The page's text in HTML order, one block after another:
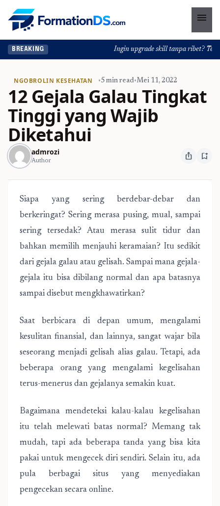
menu
BREAKING Ingin upgrade skill tanpa ribet?
NGOBROLIN KESEHATAN •5 min read•Mei 11, 2022
12 Gejala Galau Tingkat
Tinggi yang Wajib
Diketahui
admrozi
Author ios_share bookmark_add
Siapa yang sering berdebar-debar dan
berkeringat? Sering merasa pusing, mual, sampai
sering tersedak? Atau merasa sulit tidur dan
bahkan memilih menjauhi keramaian? Itu sedikit
dari gejala galau atau gelisah. Sampai mana gejala-
gejala itu bisa dibilang normal dan apa batasnya
sampai disebut mengkhawatirkan?
Saat berbicara di depan umum, mengalami
kesulitan finansial, dan lainnya, sangat wajar bila
seseorang menjadi gelisah alias galau. Tetapi, ada
beberapa orang yang mengalami kegelisahan
terus-menerus dan gejalanya semakin kuat.
Bagaimana mendeteksi kalau-kalau kegelisahan
itu telah melewati batas normal? Memang tak
mudah, tapi ada beberapa tanda yang bisa kita
pakai untuk mengecek diri sendiri. Selain itu, ada
pula berbagai situs yang menyediakan
pengecekan secara online.